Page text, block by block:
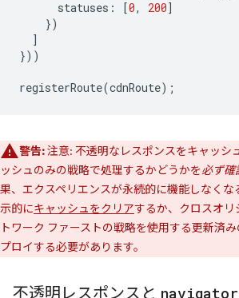
statuses : [0, 200]
})
]
}))
registerRoute(cdnRoute);
警告:注意: 不透明なレスポンスをキャッシ
ッシュのみの戦略で処理するかどうかを必ず確
果、エクスペリエンスが永続的に機能しなくな
示的にキャッシュをクリアするか、クロスオリ
トワーク ファーストの戦略を使用する更新済
プロイする必要があります。
不透明レスポンスと navigator